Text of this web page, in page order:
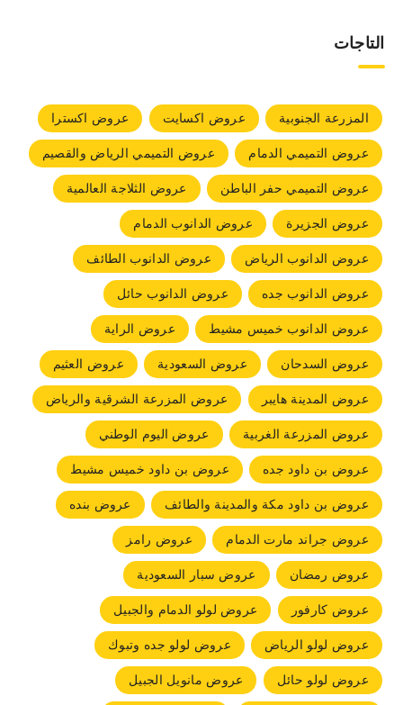
التاجات
المزرعة الجنوبية عروض اكسايت
عروض اكسترا
عروض التميمي الدمام
عروض التميمي الرياض والقصيم
عروض التميمي حفر الباطن
عروض الثلاجة العالمية
عروض الجزيرة
عروض الدانوب الدمام
عروض الدانوب الرياض
عروض الدانوب الطائف
عروض الدانوب جده
عروض الدانوب حائل
عروض الدانوب خميس مشيط
عروض الراية
عروض السدحان
عروض السعودية
عروض العثيم
عروض المدينة هايبر
عروض المزرعة الشرقية والرياض
عروض المزرعة الغربية
عروض اليوم الوطني
عروض بن داود جده
عروض بن داود خميس مشيط
عروض بن داود مكة والمدينة والطائف
عروض بنده
عروض جراند مارت الدمام
عروض رامز
عروض رمضان
عروض سبار السعودية
عروض كارفور
عروض لولو الدمام والجبيل
عروض لولو الرياض
عروض لولو جده وتبوك
عروض لولو حائل
عروض مانويل الجبيل